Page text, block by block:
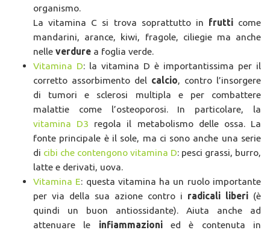
organismo.
La vitamina C si trova soprattutto in frutticome
mandarini, arance, kiwi, fragole, ciliegie ma anche
nelle verdure a foglia verde.
Vitamina D: la vitamina D è importantissima per il
corretto assorbimento del calcio, contro l’insorgere
di tumori e sclerosi multipla e per combattere
malattie come l’osteoporosi. In particolare, la
vitamina D3 regola il metabolismo delle ossa. La
fonte principale è il sole, ma ci sono anche una serie
di cibi che contengono vitamina D: pesci grassi, burro,
latte e derivati, uova.
Vitamina E: questa vitamina ha un ruolo importante
per via della sua azione contro i radicali liberi (è
quindi un buon antiossidante). Aiuta anche ad
attenuare le infiammazionied è contenuta in